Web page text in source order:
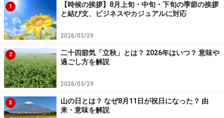
基本的には、年神様を迎える玄関先や神棚に飾ります
が、かまど神や水神など様々な神様をまつる場合もあり
多種多様です。ここでは一般的なものを紹介しますの
で、参考にしつつ、地域や家のしきたりに従ってくださ
い。
【ごぼう注連】
ごぼうのような形をしたしめ縄です。神棚向きで、神棚
1
【時候の挨拶】8月上旬・中旬・下旬の季節の挨拶
と結び文、ビジネスやカジュアルに対応
2026/03/29
2
二十四節気「立秋」とは？ 2026年はいつ？ 意味や
過ごし方を解説
2026/03/29
3
山の日とは？ なぜ8月11日が祝日になった？ 由
来・意味を解説